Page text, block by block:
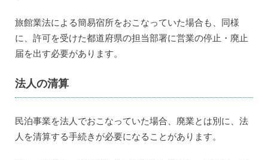
旅館業法による簡易宿所をおこなっていた場合も、同様
に、許可を受けた都道府県の担当部署に営業の停止・廃止
届を出す必要があります。
法人の清算
民泊事業を法人でおこなっていた場合、廃業とは別に、法
人を清算する手続きが必要になることがあります。